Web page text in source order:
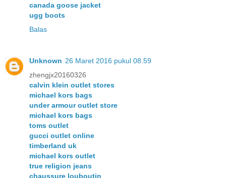
canada goose jacket
ugg boots
Balas
Unknown 26 Maret 2016 pukul 08.59
zhengjx20160326
calvin klein outlet stores
michael kors bags
under armour outlet store
michael kors bags
toms outlet
gucci outlet online
timberland uk
michael kors outlet
true religion jeans
chaussure louboutin